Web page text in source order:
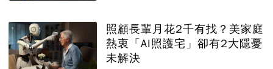
照顧長輩月花2千有找？美家庭
熱衷「AI照護宅」卻有2大隱憂
未解決